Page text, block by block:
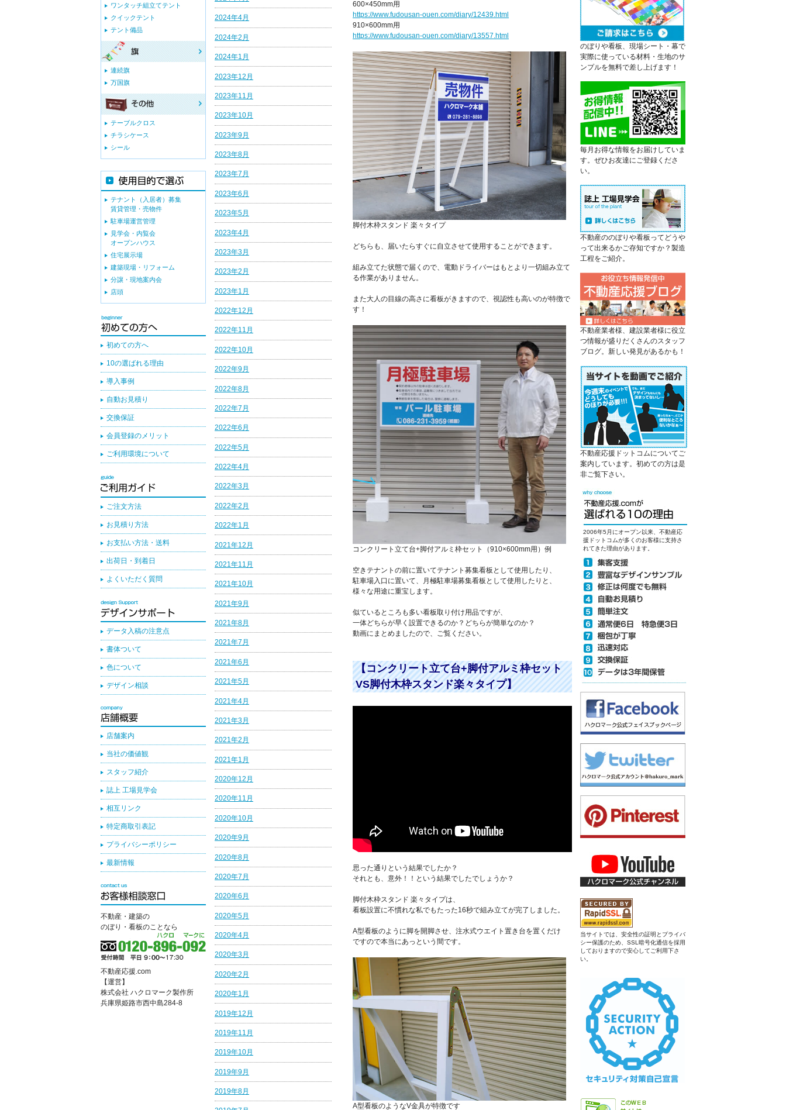
600×450mm用
https://www.fudousan-ouen.com/diary/12439.html
910×600mm用
https://www.fudousan-ouen.com/diary/13557.html
脚付木枠スタンド 楽々タイプ
どちらも、届いたらすぐに自立させて使用することができます。
組み立てた状態で届くので、電動ドライバーはもとより一切組み立て
る作業がありません。
また大人の目線の高さに看板がきますので、視認性も高いのが特徴で
す！
コンクリート立て台+脚付アルミ枠セット（910×600mm用）例
空きテナントの前に置いてテナント募集看板として使用したり、
駐車場入口に置いて、月極駐車場募集看板として使用したりと、
様々な用途に重宝します。
似ているところも多い看板取り付け用品ですが、
一体どちらが早く設置できるのか？どちらが簡単なのか？
動画にまとめましたので、ご覧ください。
【コンクリート立て台+脚付アルミ枠セット
VS脚付木枠スタンド楽々タイプ】
思った通りという結果でしたか？
それとも、意外！！という結果でしたでしょうか？
脚付木枠スタンド 楽々タイプは、
看板設置に不慣れな私でもたった16秒で組み立てが完了しました。
A型看板のように脚を開脚させ、注水式ウエイト置き台を置くだけ
ですので本当にあっという間です。
A型看板のようなV金具が特徴です
2024年4月
2024年2月
2024年1月
2023年12月
2023年11月
2023年10月
2023年9月
2023年8月
2023年7月
2023年6月
2023年5月
2023年4月
2023年3月
2023年2月
2023年1月
2022年12月
2022年11月
2022年10月
2022年9月
2022年8月
2022年7月
2022年6月
2022年5月
2022年4月
2022年3月
2022年2月
2022年1月
2021年12月
2021年11月
2021年10月
2021年9月
2021年8月
2021年7月
2021年6月
2021年5月
2021年4月
2021年3月
2021年2月
2021年1月
2020年12月
2020年11月
2020年10月
2020年9月
2020年8月
2020年7月
2020年6月
2020年5月
2020年4月
2020年3月
2020年2月
2020年1月
2019年12月
2019年11月
2019年10月
2019年9月
2019年8月
のぼりや看板、現場シート・幕で
実際に使っている材料・生地のサ
ンプルを無料で差し上げます！
毎月お得な情報をお届けしていま
す。ぜひお友達にご登録くださ
い。
不動産ののぼりや看板ってどうや
って出来るかご存知ですか？製造
工程をご紹介。
不動産業者様、建設業者様に役立
つ情報が盛りだくさんのスタッフ
ブログ。新しい発見があるかも！
不動産応援ドットコムについてご
案内しています。初めての方は是
非ご覧下さい。
2006年5月にオープン以来、不動産応
援ドットコムが多くのお客様に支持さ
れてきた理由があります。
当サイトでは、安全性の証明とプライバ
シー保護のため、SSL暗号化通信を採用
しておりますので安心してご利用下さ
い。
ワンタッチ組立てテント
クイックテント
テント備品
連続旗
万国旗
テーブルクロス
チラシケース
シール
テナント（入居者）募集
賃貸管理・売物件
駐車場運営管理
見学会・内覧会
オープンハウス
住宅展示場
建築現場・リフォーム
分譲・現地案内会
店頭
初めての方へ
10の選ばれる理由
導入事例
自動お見積り
交換保証
会員登録のメリット
ご利用環境について
ご注文方法
お見積り方法
お支払い方法・送料
出荷日・到着日
よくいただく質問
データ入稿の注意点
書体ついて
色について
デザイン相談
店舗案内
当社の価値観
スタッフ紹介
誌上 工場見学会
相互リンク
特定商取引表記
プライバシーポリシー
最新情報
不動産・建築の
のぼり・看板のことなら
不動産応援.com
【運営】
株式会社 ハクロマーク製作所
兵庫県姫路市西中島284-8